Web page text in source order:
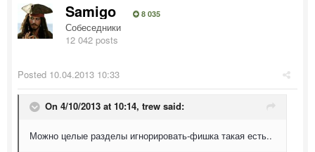
Samigo 8 035
Собеседники
12 042 posts
Posted 10.04.2013 10:33
On 4/10/2013 at 10:14, trew said:
Можно целые разделы игнорировать-фишка такая есть..